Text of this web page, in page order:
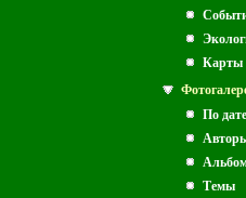
Карты
По дате
Темы